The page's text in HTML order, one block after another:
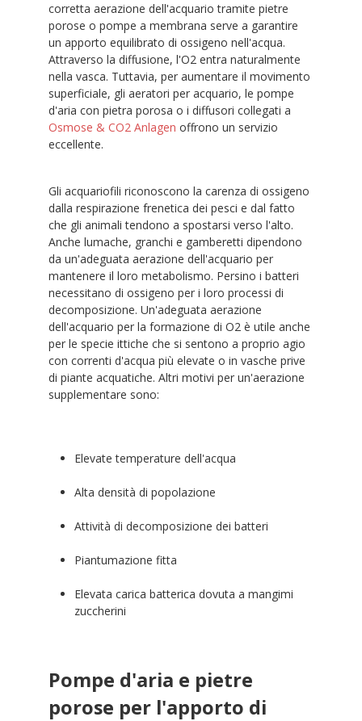
corretta aerazione dell'acquario tramite pietre
porose o pompe a membrana serve a garantire
un apporto equilibrato di ossigeno nell'acqua.
Attraverso la diffusione, l'O2 entra naturalmente
nella vasca. Tuttavia, per aumentare il movimento
superficiale, gli aeratori per acquario, le pompe
d'aria con pietra porosa o i diffusori collegati a
Osmose & CO2 Anlagen offrono un servizio
eccellente.
Gli acquariofili riconoscono la carenza di ossigeno
dalla respirazione frenetica dei pesci e dal fatto
che gli animali tendono a spostarsi verso l'alto.
Anche lumache, granchi e gamberetti dipendono
da un'adeguata aerazione dell'acquario per
mantenere il loro metabolismo. Persino i batteri
necessitano di ossigeno per i loro processi di
decomposizione. Un'adeguata aerazione
dell'acquario per la formazione di O2 è utile anche
per le specie ittiche che si sentono a proprio agio
con correnti d'acqua più elevate o in vasche prive
di piante acquatiche. Altri motivi per un'aerazione
supplementare sono:
Elevate temperature dell'acqua
Alta densità di popolazione
Attività di decomposizione dei batteri
Piantumazione fitta
Elevata carica batterica dovuta a mangimi
zuccherini
Pompe d'aria e pietre
porose per l'apporto di